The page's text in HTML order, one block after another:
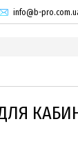
info@b-